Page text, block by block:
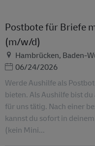
Postbote für Briefe
(m/w/d)
Ubicación
Hambrücken, Baden-
Posted Date
06/24/2026
Werde Aushilfe als
bieten. Als Aushilfe bist
für uns tätig. Nach einer
kannst du sofort in
(kein Mini...